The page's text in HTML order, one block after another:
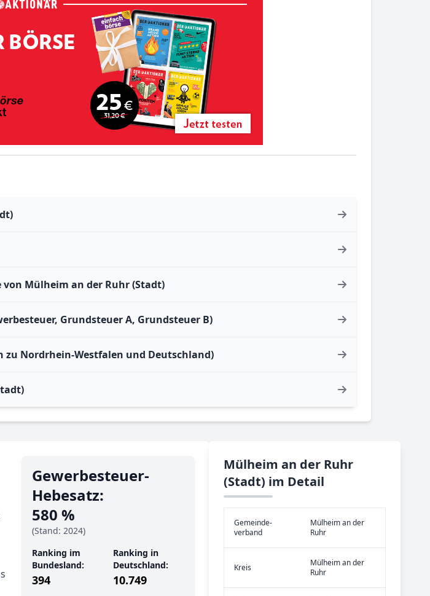
Mülheim an der Ruhr (Stadt)
Grundsteuer A, Grundsteuer B)
zu Nordrhein-Westfalen und Deutschland)
Gewerbe­steuer-
Hebe­satz:
580 %
(Stand: 2024)
Ranking im
Bundesland:
394
Ranking in
Deutschland:
10.749
Mülheim an der Ruhr
(Stadt) im Detail
Gemeinde­
verband
Mülheim an der
Ruhr
Kreis
Mülheim an der
Ruhr